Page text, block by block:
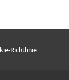
Richtlinie